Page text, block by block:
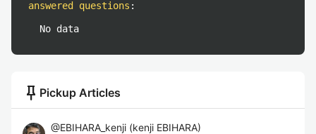
answered questions :
No data
push_pin Pickup Articles
@EBIHARA_kenji (kenji EBIHARA)